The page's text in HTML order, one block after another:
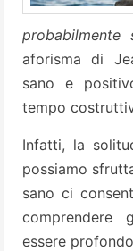
probabilmente
aforisma di
sano e
tempo
Infatti, la
possiamo
sano ci
essere